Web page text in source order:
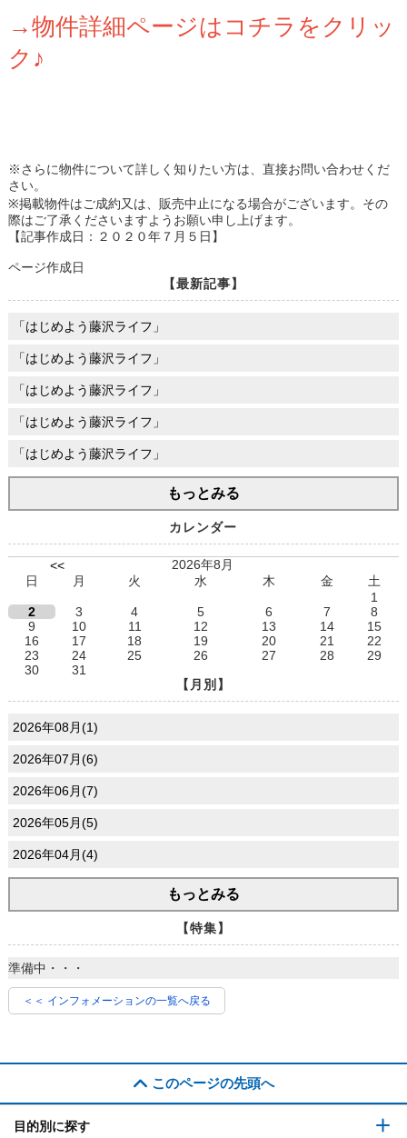
→物件詳細ページはコチラをクリッ
ク♪
※さらに物件について詳しく知りたい方は、直接お問い合わせくだ
さい。
※掲載物件はご成約又は、販売中止になる場合がございます。その
際はご了承くださいますようお願い申し上げます。
【記事作成日：２０２０年７月５日】
ページ作成日
【最新記事】
「はじめよう藤沢ライフ」
「はじめよう藤沢ライフ」
「はじめよう藤沢ライフ」
「はじめよう藤沢ライフ」
「はじめよう藤沢ライフ」
もっとみる
カレンダー
<<
2026年8月
日
月 火 水 木 金
土
1
2
3 4 5 6 7
8
9
10 11 12 13 14
15
16
17 18 19 20 21
22
23
24 25 26 27 28
29
30
31
【月別】
2026年08月(1)
2026年07月(6)
2026年06月(7)
2026年05月(5)
2026年04月(4)
もっとみる
【特集】
準備中・・・
＜＜ インフォメーションの一覧へ戻る
このページの先頭へ
目的別に探す